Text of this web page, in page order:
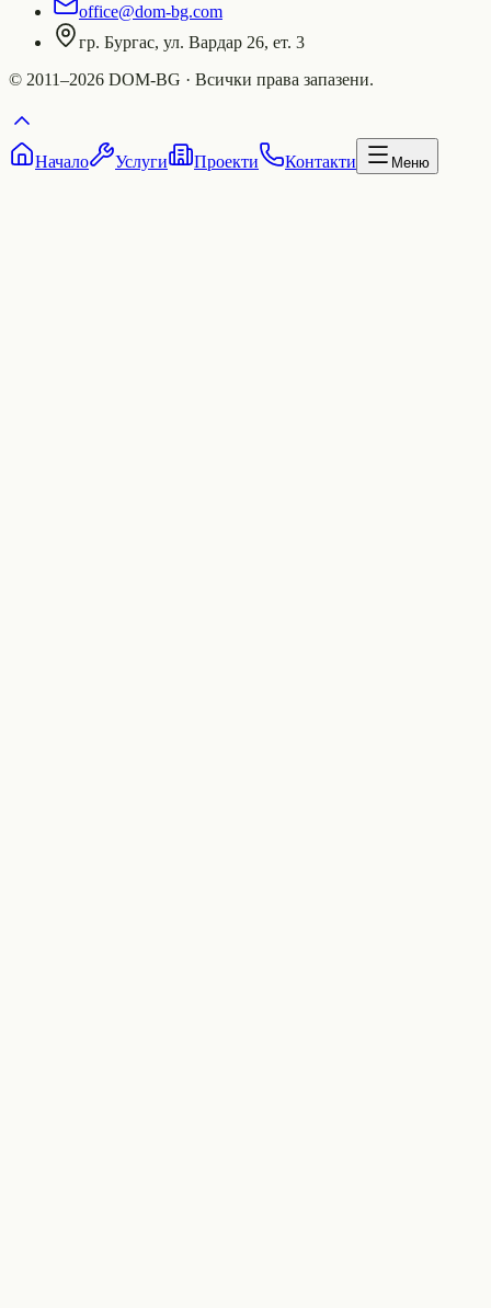
office@dom-bg.com
гр. Бургас, ул. Вардар 26, ет. 3
© 2011–2026 DOM-BG · Всички права запазени.
Начало Услуги Проекти Контакти Меню